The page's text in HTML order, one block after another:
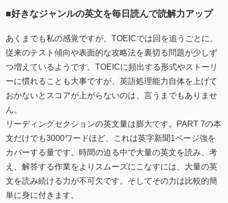
■好きなジャンルの英文を毎日読んで読解力アップ
あくまでも私の感覚ですが、TOEICでは回を追うごとに、
従来のテスト傾向や表面的な攻略法を裏切る問題が少しず
つ増えているようです。TOEICに頻出する形式やストーリ
ーに慣れることも大事ですが、英語処理能力自体を上げて
おかないとスコアが上がらないのは、言うまでもありませ
ん。
リーディングセクションの英文量は膨大です。PART 7の本
文だけでも3000ワードほど、これは英字新聞1ページ強を
カバーする量です。時間の迫る中で大量の英文を読み、考
え、解答する作業をよりスムーズにこなすには、大量の英
文を読み続ける力が不可欠です。そしてその力は比較的簡
単に身に付きます。